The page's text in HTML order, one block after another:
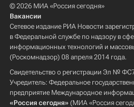
© 2026 МИА «Россия сегодня»
Вакансии
Сетевое издание РИА Новости
в Федеральной службе по надзору в
информационных технологий и
(Роскомнадзор) 08 апреля 2014 года.
Свидетельство о регистрации Эл №
Учредитель: Федеральное
предприятие Международное
«Россия сегодня» (МИА «Россия